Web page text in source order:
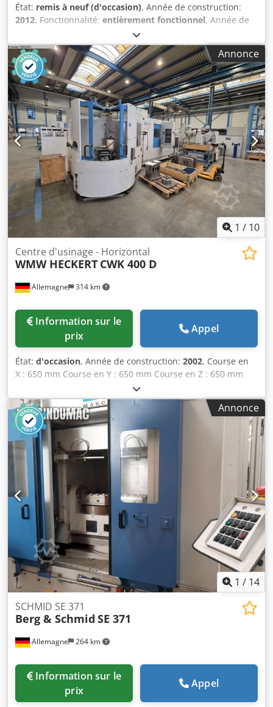
État: remis à neuf (d'occasion), Année de construction:
2012, Fonctionnalité: entièrement fonctionnel, Année de
fabrication : 2012 Commande : Siemens 840D SL Broche :
SC63 16 000 tr/min, 40 kW, 96 Nm Système de fixation
d’outils : HSK 63 Magasin / Nombre de postes (options) : à
chaîne / 54 Table tournante : 360 000 ° X 0,001 ° Système
de refroidissement : KNOLL, VRF 250, IKZ 50 bar (rinçage
de la zone de travail) Zone de travail XYZ (mm) : 630 / 630 /
630 Dimensions de la palette (mm) : 500 X 400 Dkedpfx
Aozpyg Tjhzer Système de fixation de la pièce :
hydraulique 60 bar Options supplémentaires,
caractéristiques particulières : récepteur infrarouge pour
palpeur de mesure (RENISHAW) ; SBBK ; contrôle
pneumatique de l’appui sur le dispositif de montage des
pièces ; témoin d’état ; convoyeur à bande de copeaux
pour l’usinage humide ;
Annonce
1 / 10
Allemagne 314 km
Centre d'usinage - Horizontal
WMW HECKERT CWK 400 D
prix
Appel
État: d'occasion, Année de construction: 2002, Course en
X : 650 mm Course en Y : 650 mm Course en Z : 650 mm
Commande numérique : Siemens 840 D Poids de la
machine : environ 12 t Centre d’usinage CNC horizontal
Heckert CWK 400 D Année de fabrication : 2002 Commande
numérique : 840 D Courses : X : 650 mm Y : 650 mm Z :
650 mm + Une broche de rechange + Plusieurs outils +
Plusieurs dispositifs de fixation Dodpjzmy Tuofx Ahzokr
Pour plus d’informations, voir les images.
Annonce
1 / 14
Allemagne 264 km
SCHMID SE 371
Berg & Schmid SE 371
prix
Appel